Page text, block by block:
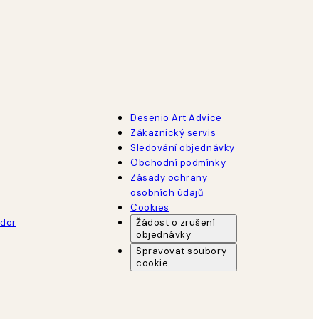
Desenio Art Advice
Zákaznický servis
Sledování objednávky
Obchodní podmínky
Zásady ochrany
osobních údajů
Cookies
Žádost o zrušení
objednávky
Spravovat soubory
cookie